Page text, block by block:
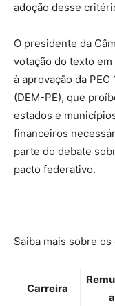
adoção desse
O presidente da
votação do texto
à aprovação da
(DEM-PE), que
estados e
financeiros
parte do debate
pacto federativo.
Saiba mais sobre os
Carreira